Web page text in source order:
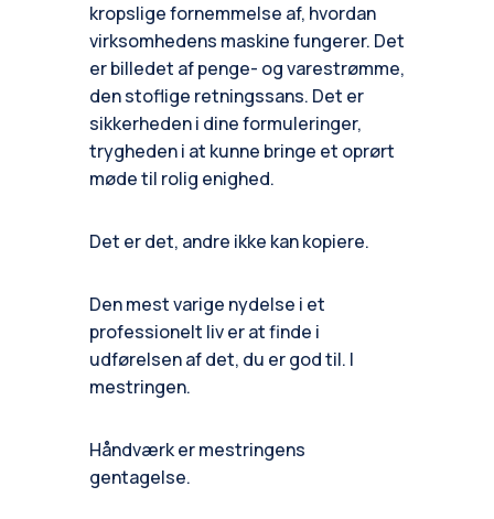
kropslige fornemmelse af, hvordan
virksomhedens maskine fungerer. Det
er billedet af penge- og varestrømme,
den stoflige retningssans. Det er
sikkerheden i dine formuleringer,
trygheden i at kunne bringe et oprørt
møde til rolig enighed.
Det er det, andre ikke kan kopiere.
Den mest varige nydelse i et
professionelt liv er at finde i
udførelsen af det, du er god til. I
mestringen.
Håndværk er mestringens
gentagelse.